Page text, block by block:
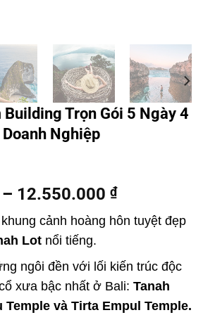
Building Trọn Gói 5 Ngày 4
Nghiệp
12.550.000 ₫
cảnh hoàng hôn tuyệt đẹp
Lot nổi tiếng.
ngôi đền với lối kiến trúc độc
xưa bậc nhất ở Bali: Tanah
Temple và Tirta Empul Temple.